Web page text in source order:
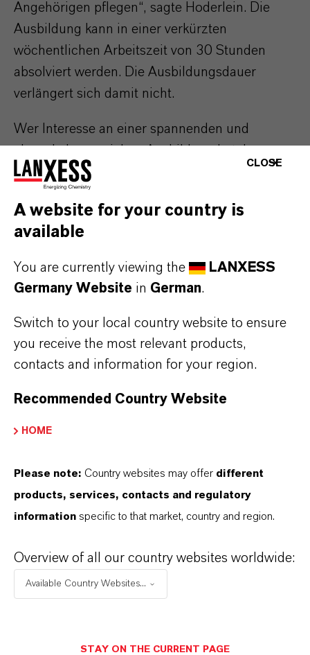
Angehörigen pflegen“, sagte Hoderlein. Die
Ausbildung kann in einer verkürzten
wöchentlichen Arbeitszeit von 30 Stunden
absolviert werden. Die Ausbildungsdauer
verlängert sich damit nicht.
Wer Interesse an einer spannenden und
sich direkt hier unkompliziert online bewerben
oder vorab informieren:
lanxess.de
*Anzahl der Auszubildenden im Verhältnis zur Gesamtzahl
ZUKUNFTSGERICHTETE AUSSAGEN
DOWNLOAD
169 Auszubildende starten bei
KB)
169 Auszubildende starten bei
CLOSE
A website for your country is
available
You are currently viewing the
LANXESS
Germany Website in German.
Switch to your local country website to ensure
you receive the most relevant products,
contacts and information for your region.
Recommended Country Website
HOME
Please note: Country websites may offer different
products, services, contacts and regulatory
information specific to that market, country and region.
Overview of all our country websites worldwide:
Available Country Websites...
STAY ON THE CURRENT PAGE